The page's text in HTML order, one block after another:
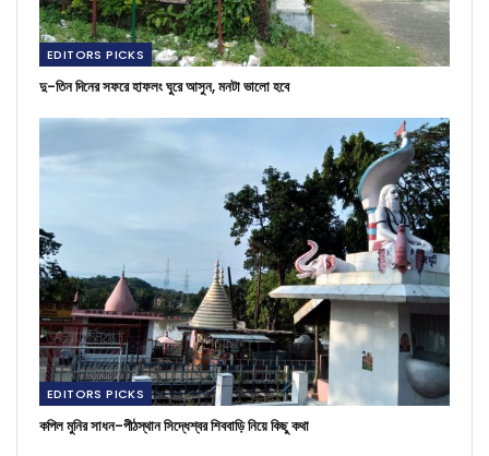
EDITORS PICKS
দু-তিন দিনের সফরে হাফলং ঘুরে আসুন, মনটা ভালো হবে
EDITORS PICKS
কপিল মুনির সাধন-পীঠস্থান সিদ্ধেশ্বর শিববাড়ি নিয়ে কিছু কথা